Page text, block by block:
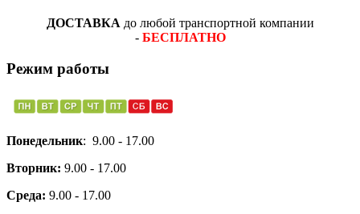
ДОСТАВКА до любой транспортной компании
- БЕСПЛАТНО
Режим работы
Понедельник: 9.00 - 17.00
Вторник: 9.00 - 17.00
Среда: 9.00 - 17.00